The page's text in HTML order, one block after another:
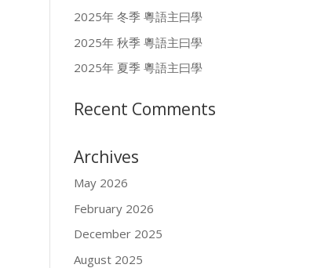
2025年 冬季 粵語主曰學
2025年 秋季 粵語主曰學
2025年 夏季 粵語主曰學
Recent Comments
Archives
May 2026
February 2026
December 2025
August 2025